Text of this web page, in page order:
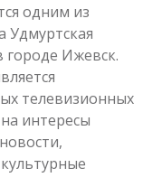
одним из
Удмуртская
городе Ижевск.
телевизионных
интересы